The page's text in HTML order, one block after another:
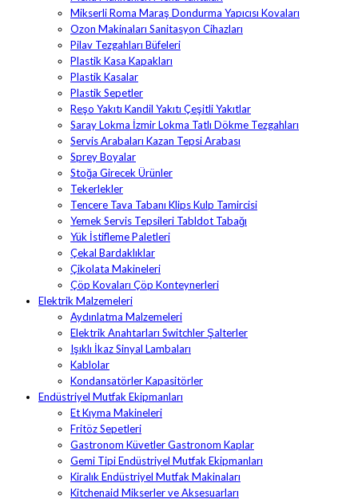
Mikserli Roma Maraş Dondurma Yapıcısı Kovaları
Ozon Makinaları Sanitasyon Cihazları
Pilav Tezgahları Büfeleri
Plastik Kasa Kapakları
Plastik Kasalar
Plastik Sepetler
Reşo Yakıtı Kandil Yakıtı Çeşitli Yakıtlar
Saray Lokma İzmir Lokma Tatlı Dökme Tezgahları
Servis Arabaları Kazan Tepsi Arabası
Sprey Boyalar
Stoğa Girecek Ürünler
Tekerlekler
Tencere Tava Tabanı Klips Kulp Tamircisi
Yemek Servis Tepsileri Tabldot Tabağı
Yük İstifleme Paletleri
Çekal Bardaklıklar
Çikolata Makineleri
Çöp Kovaları Çöp Konteynerleri
Elektrik Malzemeleri
Aydınlatma Malzemeleri
Elektrik Anahtarları Switchler Şalterler
Işıklı İkaz Sinyal Lambaları
Kablolar
Kondansatörler Kapasitörler
Endüstriyel Mutfak Ekipmanları
Et Kıyma Makineleri
Fritöz Sepetleri
Gastronom Küvetler Gastronom Kaplar
Gemi Tipi Endüstriyel Mutfak Ekipmanları
Kiralık Endüstriyel Mutfak Makinaları
Kitchenaid Mikserler ve Aksesuarları